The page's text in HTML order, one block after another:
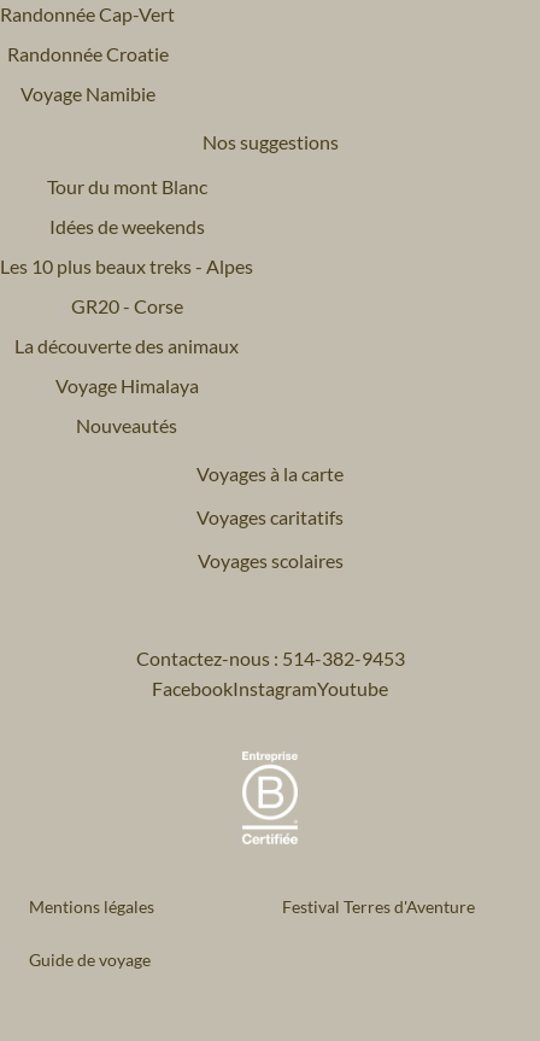
Randonnée Cap-Vert
Randonnée Croatie
Voyage Namibie
Nos suggestions
Tour du mont Blanc
Idées de weekends
Les 10 plus beaux treks - Alpes
GR20 - Corse
La découverte des animaux
Voyage Himalaya
Nouveautés
Voyages à la carte
Voyages caritatifs
Voyages scolaires
Contactez-nous : 514-382-9453
FacebookInstagramYoutube
Mentions légales Festival Terres d'Aventure
Guide de voyage